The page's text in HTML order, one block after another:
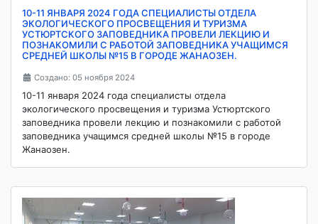
10-11 ЯНВАРЯ 2024 ГОДА СПЕЦИАЛИСТЫ ОТДЕЛА
ЭКОЛОГИЧЕСКОГО ПРОСВЕЩЕНИЯ И ТУРИЗМА
УСТЮРТСКОГО ЗАПОВЕДНИКА ПРОВЕЛИ ЛЕКЦИЮ И
ПОЗНАКОМИЛИ С РАБОТОЙ ЗАПОВЕДНИКА УЧАЩИМСЯ
СРЕДНЕЙ ШКОЛЫ №15 В ГОРОДЕ ЖАНАОЗЕН.
Создано: 05 ноября 2024
10-11 января 2024 года специалисты отдела
экологического просвещения и туризма Устюртского
заповедника провели лекцию и познакомили с работой
заповедника учащимся средней школы №15 в городе
Жанаозен.